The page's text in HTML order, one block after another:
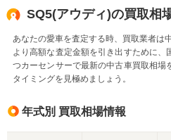
SQ5(アウディ)の買取相
あなたの愛車を査定する時、買取業者は
より高額な査定金額を引き出すために
つカーセンサーで最新の中古車買取相場
タイミングを見極めましょう。
年式別 買取相場情報